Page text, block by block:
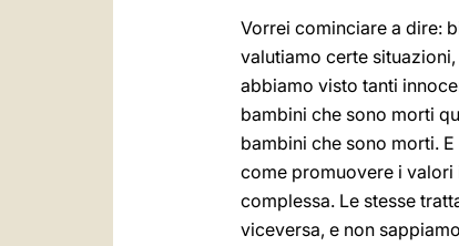
Vorrei cominciare a dire:
valutiamo certe
abbiamo visto tanti
bambini che sono morti
bambini che sono morti.
come promuovere i valori
complessa. Le stesse
viceversa, e non